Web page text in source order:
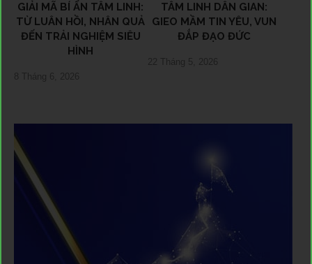
GIẢI MÃ BÍ ẨN TÂM LINH:
TỪ LUÂN HỒI, NHÂN QUẢ
ĐẾN TRẢI NGHIỆM SIÊU
HÌNH
8 Tháng 6, 2026
TÂM LINH DÂN GIAN:
GIEO MẦM TIN YÊU, VUN
ĐẮP ĐẠO ĐỨC
22 Tháng 5, 2026